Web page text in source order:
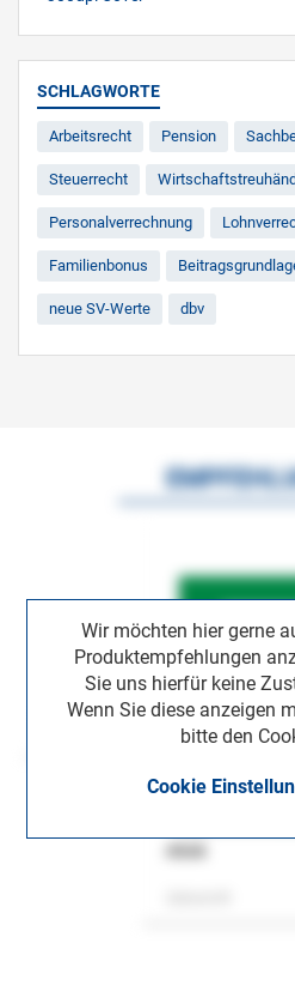
SCHLAGWORTE
Arbeitsrecht Pension
Steuerrecht
Personalverrechnung
Familienbonus
neue SV-Werte dbv
Wir möchten hier gerne
Produktempfehlungen
Sie uns hierfür keine
Wenn Sie diese anzeigen
bitte den
Cookie